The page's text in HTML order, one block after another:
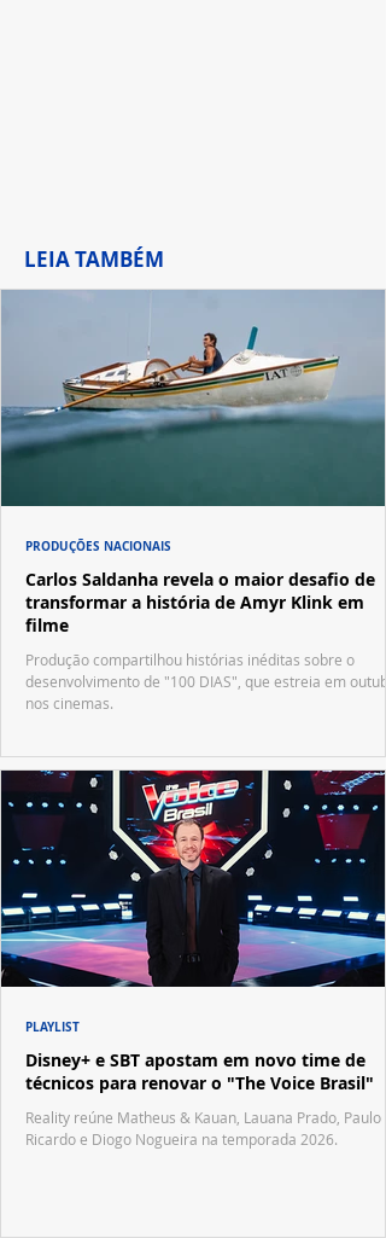
LEIA TAMBÉM
Carlos Saldanha revela o maior desafio de
transformar a história de Amyr Klink em
filme
Produção compartilhou histórias inéditas sobre o
desenvolvimento de "100 DIAS", que estreia em
nos cinemas.
PRODUÇÕES NACIONAIS
Disney+ e SBT apostam em novo time de
técnicos para renovar o "The Voice Brasil"
Reality reúne Matheus & Kauan, Lauana Prado, Paulo
Ricardo e Diogo Nogueira na temporada 2026.
PLAYLIST